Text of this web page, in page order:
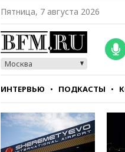
Пятница, 7 августа 2026
Москва
ИНТЕРВЬЮ ПОДКАСТЫ
СТИЛЬ ТЕСТЫ